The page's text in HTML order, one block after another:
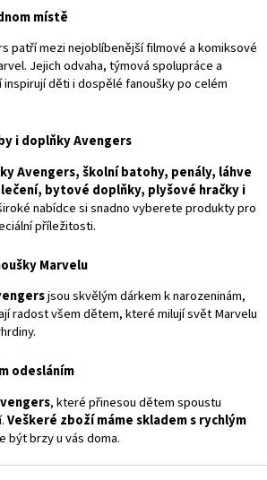
a
í
p
r
v
ý
p
i
s
u
v
á
í
místě
patří mezi nejoblíbenější filmové a komiksové
Jejich odvaha, týmová spolupráce a
děti i dospělé fanoušky po celém
i doplňky Avengers
Avengers, školní batohy, penály, láhve
bytové doplňky, plyšové hračky i
nabídce si snadno vyberete produkty pro
příležitosti.
Marvelu
jsou skvělým dárkem k narozeninám,
radost všem dětem, které milují svět Marvelu
odesláním
, které přinesou dětem spoustu
Veškeré zboží máme skladem s rychlým
být brzy u vás doma.